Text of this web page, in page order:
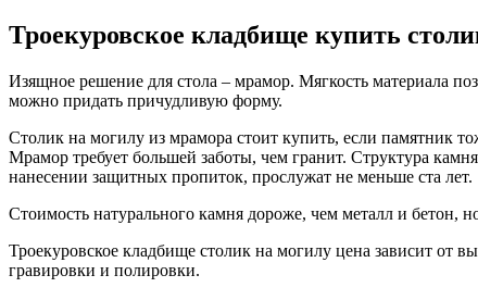
Троекуровское кладбище купить
Изящное решение для стола – мрамор. Мягкость материала
можно придать причудливую форму.
Столик на могилу из мрамора стоит купить, если памятник
Мрамор требует большей заботы, чем гранит. Структура
нанесении защитных пропиток, прослужат не меньше ста лет.
Стоимость натурального камня дороже, чем металл и бетон,
Троекуровское кладбище столик на могилу цена зависит от
гравировки и полировки.